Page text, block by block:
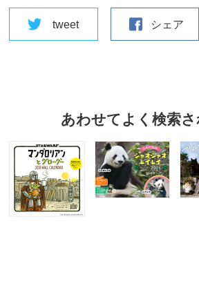
tweet シェア
あわせてよく検索